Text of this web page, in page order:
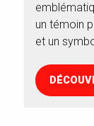
un témoin
et un